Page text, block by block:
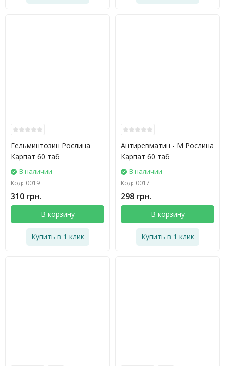
Гельминтозин Рослина
Карпат 60 таб
В наличии
Код: 0019
310 грн.
В корзину
Купить в 1 клик
Антиревматин - M Рослина
Карпат 60 таб
В наличии
Код: 0017
298 грн.
В корзину
Купить в 1 клик